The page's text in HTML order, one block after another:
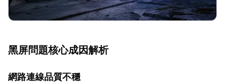
黑屏問題核心成因解析
網路連線品質不穩